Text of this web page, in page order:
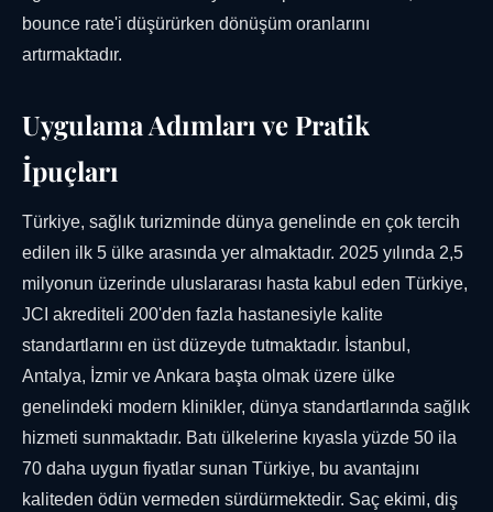
bounce rate'i düşürürken dönüşüm oranlarını
artırmaktadır.
Uygulama Adımları ve Pratik
İpuçları
Türkiye, sağlık turizminde dünya genelinde en çok tercih
edilen ilk 5 ülke arasında yer almaktadır. 2025 yılında 2,5
milyonun üzerinde uluslararası hasta kabul eden Türkiye,
JCI akrediteli 200'den fazla hastanesiyle kalite
standartlarını en üst düzeyde tutmaktadır. İstanbul,
Antalya, İzmir ve Ankara başta olmak üzere ülke
genelindeki modern klinikler, dünya standartlarında sağlık
hizmeti sunmaktadır. Batı ülkelerine kıyasla yüzde 50 ila
70 daha uygun fiyatlar sunan Türkiye, bu avantajını
kaliteden ödün vermeden sürdürmektedir. Saç ekimi, diş